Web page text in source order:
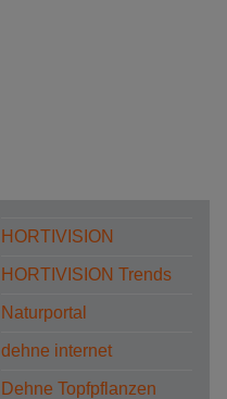
HORTIVISION
HORTIVISION Trends
Naturportal
dehne internet
Dehne Topfpflanzen